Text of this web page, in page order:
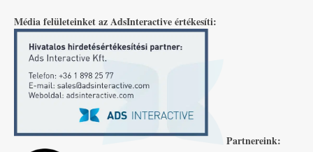
Média felületeinket az AdsInteractive értékesíti:
Partnereink: